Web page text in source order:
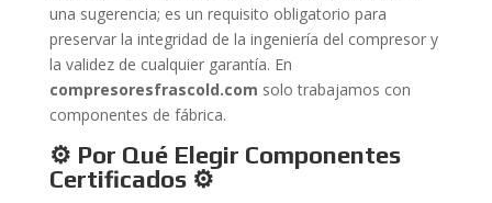
una sugerencia; es un requisito obligatorio para
preservar la integridad de la ingeniería del compresor y
la validez de cualquier garantía. En
compresoresfrascold.com solo trabajamos con
componentes de fábrica.
⚙️ Por Qué Elegir Componentes
Certificados ⚙️